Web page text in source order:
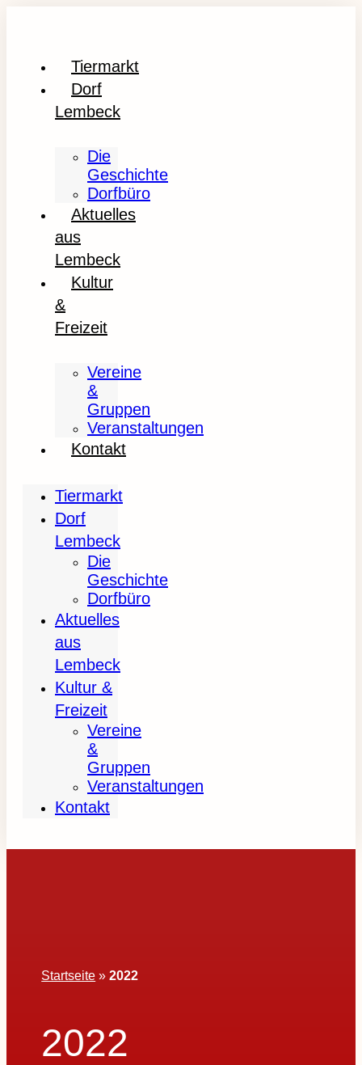
Tiermarkt
Dorf
Lembeck
Die
Geschichte
Dorfbüro
Aktuelles
aus
Lembeck
Kultur
&
Freizeit
Vereine
&
Gruppen
Veranstaltungen
Kontakt
Tiermarkt
Dorf
Lembeck
Die
Geschichte
Dorfbüro
Aktuelles
aus
Lembeck
Kultur &
Freizeit
Vereine
&
Gruppen
Veranstaltungen
Kontakt
Startseite »2022
2022